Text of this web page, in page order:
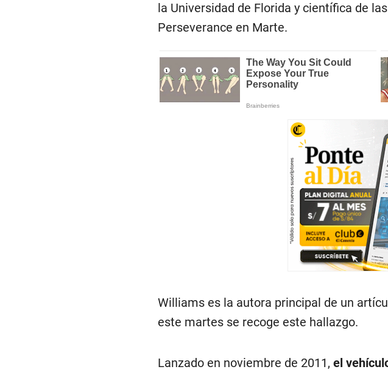
la Universidad de Florida y científica de
Perseverance en Marte.
Williams es la autora principal de un
este martes se recoge este hallazgo.
Lanzado en noviembre de 2011, el